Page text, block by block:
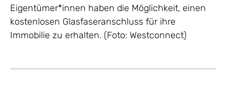
Eigentümer*innen haben die Möglichkeit, einen
kostenlosen Glasfaseranschluss für ihre
Immobilie zu erhalten. (Foto: Westconnect)